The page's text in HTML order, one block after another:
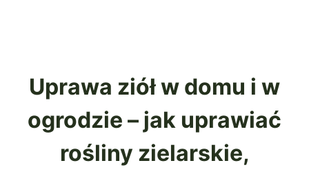
Uprawa ziół w domu i w
ogrodzie – jak uprawiać
rośliny zielarskie,